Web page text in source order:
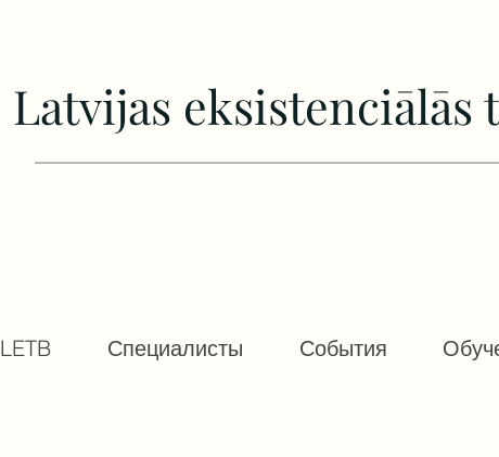
Latvijas
LETB Специалисты События